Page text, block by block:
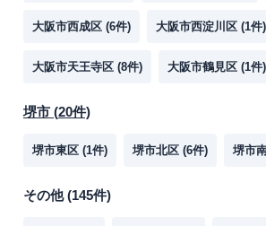
大阪市西成区 (6件) 大阪市西淀川区 (1件)
大阪市天王寺区 (8件) 大阪市鶴見区 (1件)
堺市 (20件)
堺市東区 (1件) 堺市北区 (6件) 堺市
その他(145件)